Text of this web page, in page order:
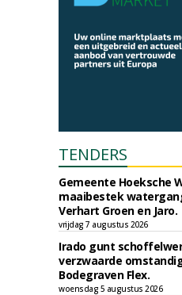
TENDERS
Gemeente Hoeksche
maaibestek
Verhart Groen en Jaro.
vrijdag 7 augustus 2026
Irado gunt
verzwaarde
Bodegraven Flex.
woensdag 5 augustus 2026